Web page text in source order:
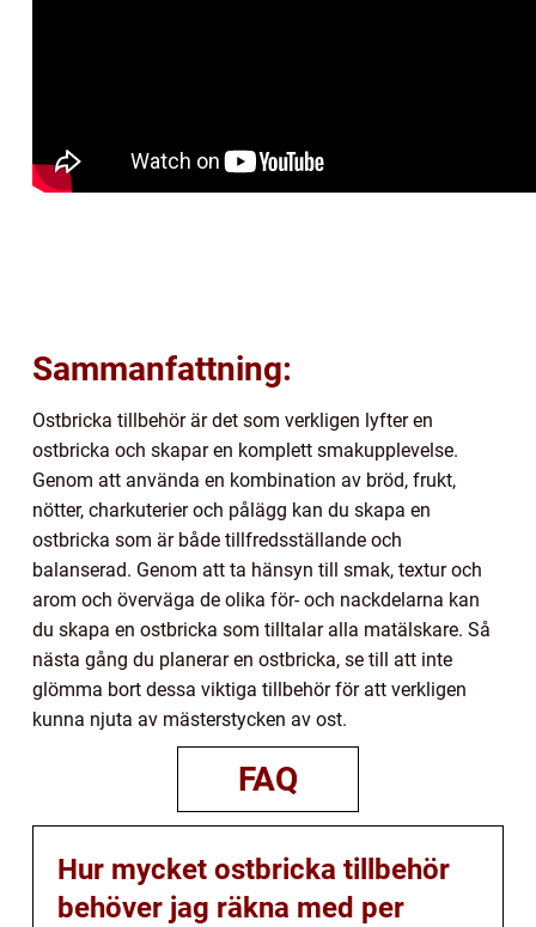
Sammanfattning:
Ostbricka tillbehör är det som verkligen lyfter en
ostbricka och skapar en komplett smakupplevelse.
Genom att använda en kombination av bröd, frukt,
nötter, charkuterier och pålägg kan du skapa en
ostbricka som är både tillfredsställande och
balanserad. Genom att ta hänsyn till smak, textur och
arom och överväga de olika för- och nackdelarna kan
du skapa en ostbricka som tilltalar alla matälskare. Så
nästa gång du planerar en ostbricka, se till att inte
glömma bort dessa viktiga tillbehör för att verkligen
kunna njuta av mästerstycken av ost.
FAQ
Hur mycket ostbricka tillbehör
behöver jag räkna med per